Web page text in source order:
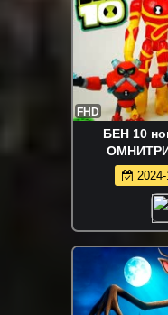
FHD
БЕН 10
РАСПАКОВКА